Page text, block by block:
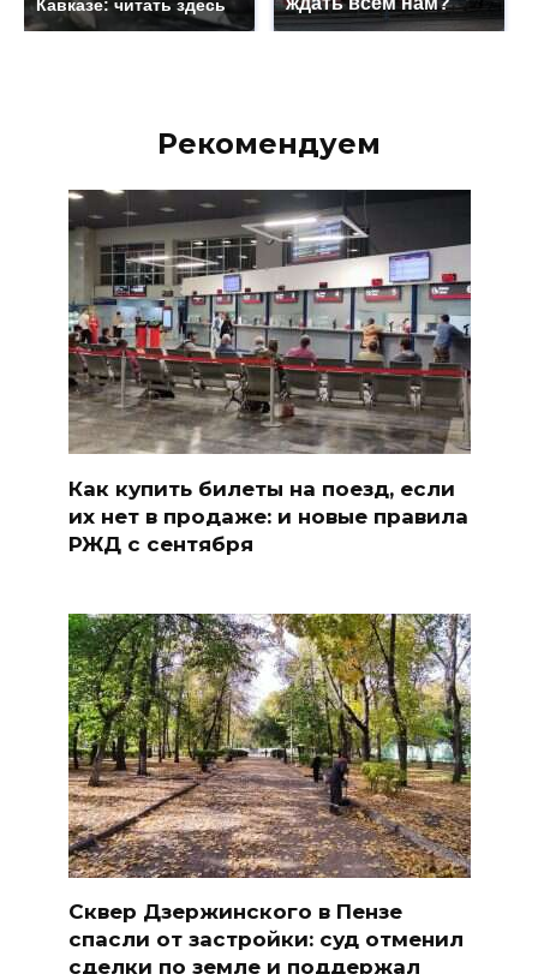
Кавказе: читать здесь
Рекомендуем
Как купить билеты на поезд, если
их нет в продаже: и новые правила
РЖД с сентября
Сквер Дзержинского в Пензе
спасли от застройки: суд отменил
сделки по земле и поддержал